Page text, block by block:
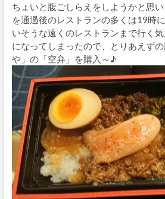
ちょいと腹ごしらえをしようかと思
を通過後のレストランの多くは19時
いそうな遠くのレストランまで行く
になってしまったので、とりあえず
や」の「空弁」を購入～♪